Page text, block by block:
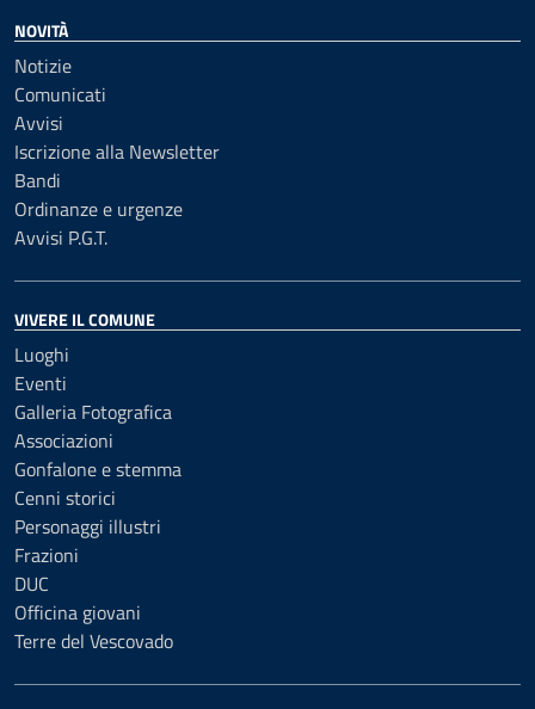
NOVITÀ
Notizie
Comunicati
Avvisi
Iscrizione alla Newsletter
Bandi
Ordinanze e urgenze
Avvisi P.G.T.
VIVERE IL COMUNE
Luoghi
Eventi
Galleria Fotografica
Associazioni
Gonfalone e stemma
Cenni storici
Personaggi illustri
Frazioni
DUC
Officina giovani
Terre del Vescovado